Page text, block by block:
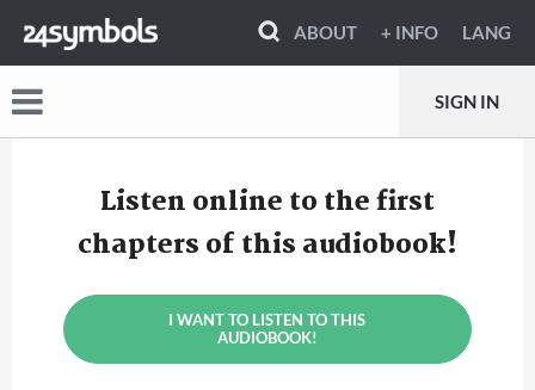
ABOUT + INFO LANG
SIGN IN
Listen online to the first
chapters of this audiobook!
I WANT TO LISTEN TO THIS
AUDIOBOOK!